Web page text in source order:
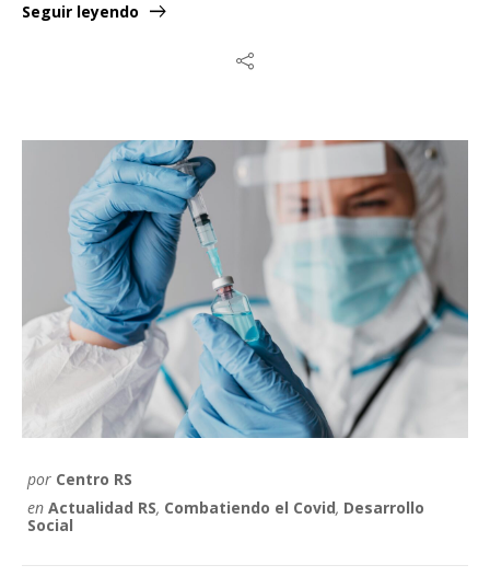
Seguir leyendo
por Centro RS
en Actualidad RS, Combatiendo el Covid, Desarrollo
Social